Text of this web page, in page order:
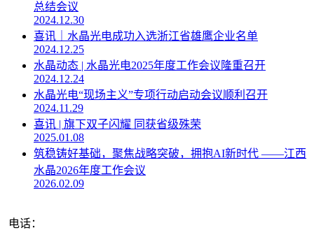
总结会议
2024.12.30
喜讯｜水晶光电成功入选浙江省雄鹰企业名单
2024.12.25
水晶动态 | 水晶光电2025年度工作会议隆重召开
2024.12.24
水晶光电“现场主义”专项行动启动会议顺利召开
2024.11.29
喜讯 | 旗下双子闪耀 同获省级殊荣
2025.01.08
筑稳铸好基础，聚焦战略突破，拥抱AI新时代 ——江西
水晶2026年度工作会议
2026.02.09
电话：